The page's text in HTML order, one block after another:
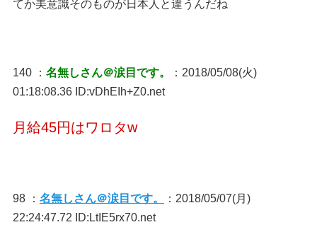
てか美意識そのものが日本人と違うんだね
140 ： 名無しさん＠涙目です。
：2018/05/08(火)
01:18:08.36 ID:vDhEIh+Z0.net
月給45円はワロタw
98 ： 名無しさん＠涙目です。
：2018/05/07(月)
22:24:47.72 ID:LtIE5rx70.net